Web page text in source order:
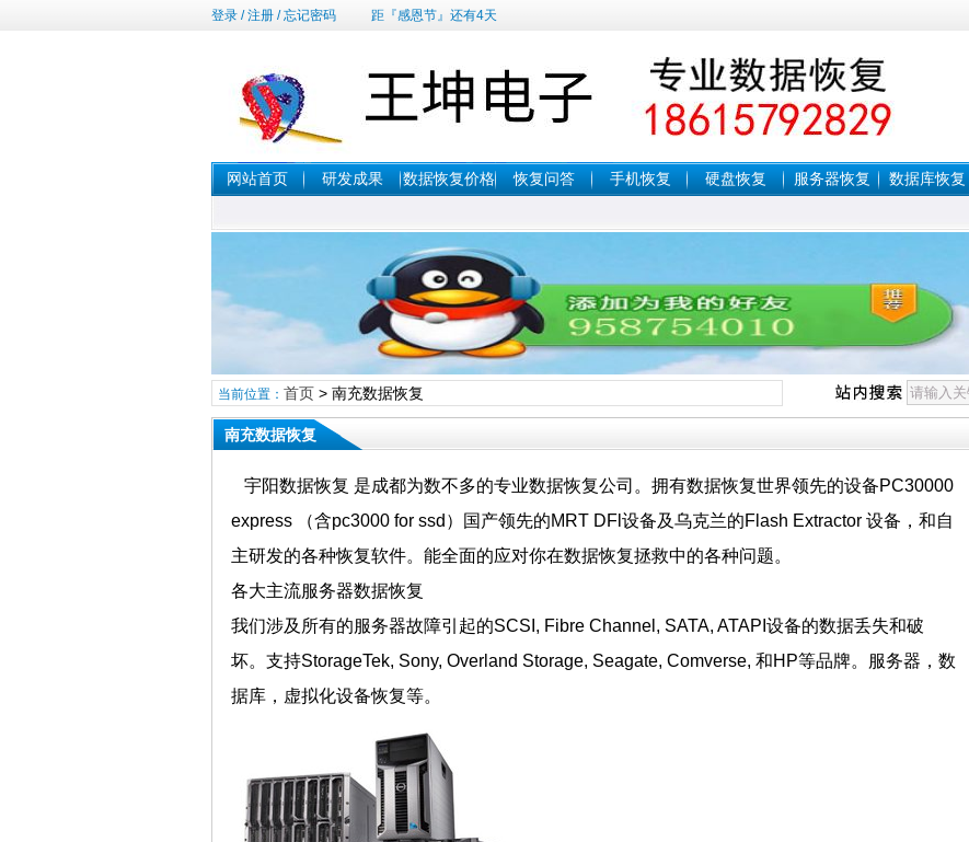
登录/注册/忘记密码 距『感恩节』还有4天
网站首页 研发成果 数据恢复价格 恢复问答 手机恢复 硬盘恢复 服务器恢复 数据库恢复
当前位置： 首页> 南充数据恢复
南充数据恢复
宇阳数据恢复 是成都为数不多的专业数据恢复公司。拥有数据恢复世界领先的设备PC30000
express （含pc3000 for ssd）国产领先的MRT DFl设备及乌克兰的Flash Extractor 设备，和自
主研发的各种恢复软件。能全面的应对你在数据恢复拯救中的各种问题。
各大主流服务器数据恢复
我们涉及所有的服务器故障引起的SCSI, Fibre Channel, SATA, ATAPI设备的数据丢失和破
坏。支持StorageTek, Sony, Overland Storage, Seagate, Comverse, 和HP等品牌。服务器，数
据库，虚拟化设备恢复等。